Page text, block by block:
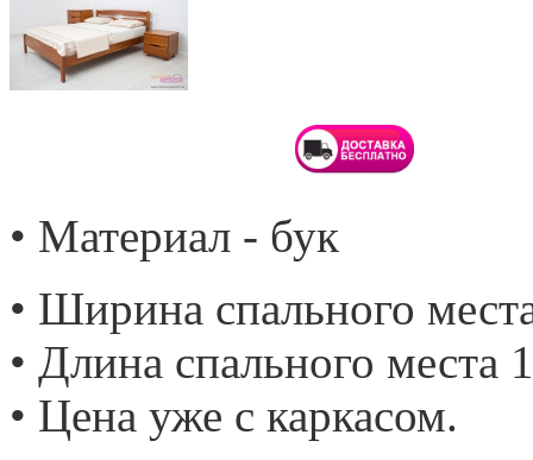
• Материал - бук
• Ширина спального
• Длина спального места
• Цена уже с каркасом.